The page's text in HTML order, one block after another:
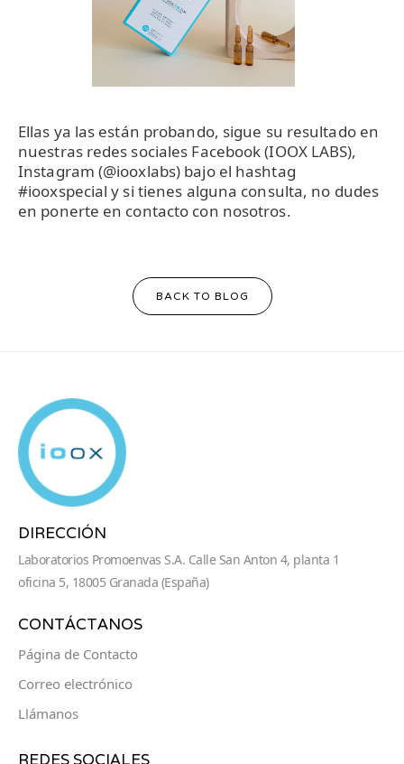
Ellas ya las están probando, sigue su resultado en
nuestras redes sociales Facebook (IOOX LABS),
Instagram (@iooxlabs) bajo el hashtag
#iooxspecial y si tienes alguna consulta, no dudes
en ponerte en contacto con nosotros.
BACK TO BLOG
DIRECCIÓN
Laboratorios Promoenvas S.A. Calle San Anton 4, planta 1
oficina 5, 18005 Granada (España)
CONTÁCTANOS
Página de Contacto
Correo electrónico
Llámanos
REDES SOCIALES